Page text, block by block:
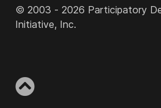
© 2003 - 2026 Participatory
Initiative, Inc.